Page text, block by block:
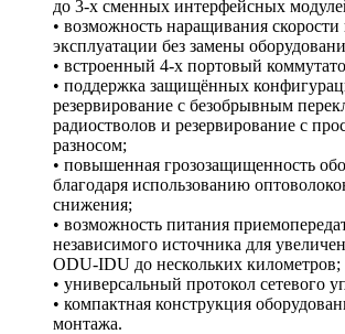
до 3-х сменных интерфейсных
• возможность наращивания скорости
эксплуатации без замены
• встроенный 4-х портовый
• поддержка защищённых
резервирование с безобрывным
радиостволов и резервирование с
разносом;
• повышенная грозозащищенность
благодаря использованию
снижения;
• возможность питания
независимого источника для
ODU-IDU до нескольких километров;
• универсальный протокол сетевого
• компактная конструкция
монтажа.